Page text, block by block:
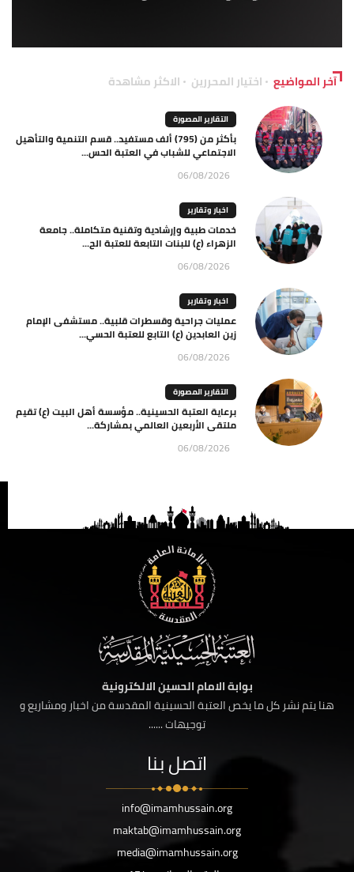
آخر المواضيع اختيار المحررين الاكثر مشاهدة
التقارير المصورة
بأكثر من (795) ألف مستفيد.. قسم التنمية والتأهيل
الاجتماعي للشباب في العتبة الحس...
06/08/2026
اخبار وتقارير
خدمات طبية وإرشادية وتقنية متكاملة.. جامعة
الزهراء (ع) للبنات التابعة للعتبة الح...
06/08/2026
اخبار وتقارير
عمليات جراحية وقسطرات قلبية.. مستشفى الإمام
زين العابدين (ع) التابع للعتبة الحسي...
06/08/2026
التقارير المصورة
برعاية العتبة الحسينية.. مؤسسة أهل البيت (ع) تقيم
ملتقى الأربعين العالمي بمشاركة...
06/08/2026
بوابة الامام الحسين الالكترونية
هنا يتم نشر كل ما يخص العتبة الحسينية المقدسة من اخبار ومشاريع و
توجيهات ......
اتصل بنا
info@imamhussain.org
maktab@imamhussain.org
media@imamhussain.org